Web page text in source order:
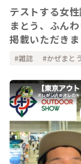
テストする女
まとう、ふん
掲載いただきま
雑誌 かぜまと